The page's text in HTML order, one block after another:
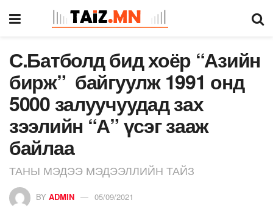
С.Батболд бид хоёр “Азийн
бирж” байгуулж 1991 онд
5000 залуучуудад зах
зээлийн “А” үсэг зааж
байлаа
ТАНЫ МЭДЭЭ МЭДЭЭЛЛИЙН ТАЙЗ
BY ADMIN 05/09/2021